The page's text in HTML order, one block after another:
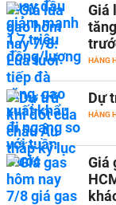
Giá
HÀNG
Dự
HÀNG
Giá